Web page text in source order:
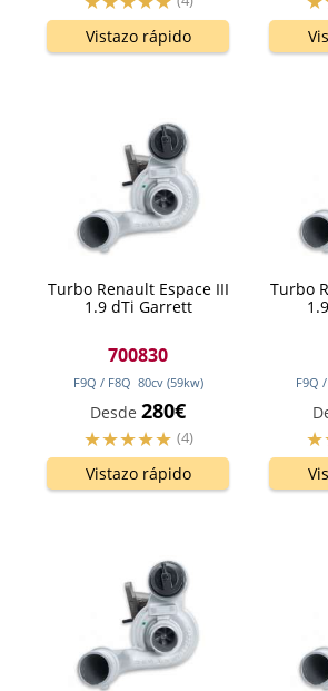
Vistazo rápido
Turbo Renault Espace III
1.9 dTi Garrett
700830
F9Q / F8Q 80cv (59kw)
Desde 280€
(4)
Vistazo rápido
Turbo
F9Q